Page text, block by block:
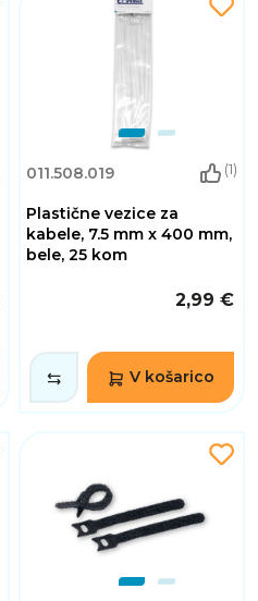
011.508.019 (1)
Plastične vezice za
kabele, 7.5 mm x 400 mm,
bele, 25 kom
2,99 €
V košarico